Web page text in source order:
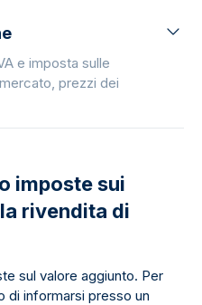
e imposta sulle
prezzi dei
imposte sui
rivendita di
sul valore aggiunto. Per
di informarsi presso un